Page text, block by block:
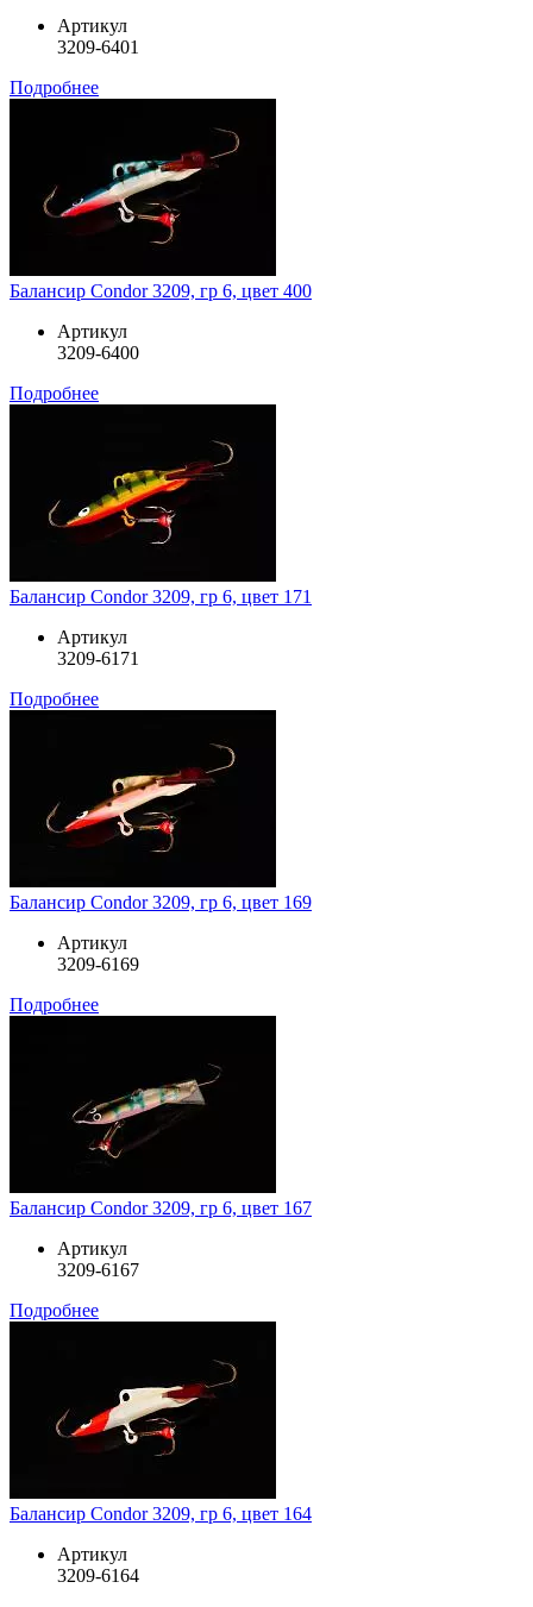
Артикул
3209-6401
Подробнее
Балансир Condor 3209, гр 6, цвет 400
Артикул
3209-6400
Подробнее
Балансир Condor 3209, гр 6, цвет 171
Артикул
3209-6171
Подробнее
Балансир Condor 3209, гр 6, цвет 169
Артикул
3209-6169
Подробнее
Балансир Condor 3209, гр 6, цвет 167
Артикул
3209-6167
Подробнее
Балансир Condor 3209, гр 6, цвет 164
Артикул
3209-6164